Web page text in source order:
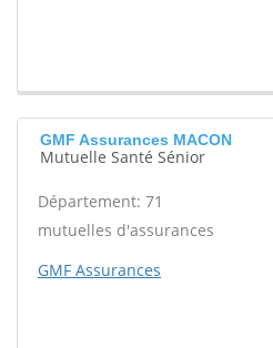
GMF Assurances MACON
Mutuelle Santé Sénior
Département: 71
mutuelles d'assurances
GMF Assurances